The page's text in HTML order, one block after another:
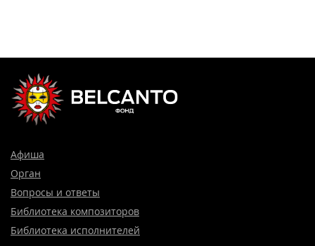
Афиша
Орган
Вопросы и ответы
Библиотека композиторов
Библиотека исполнителей